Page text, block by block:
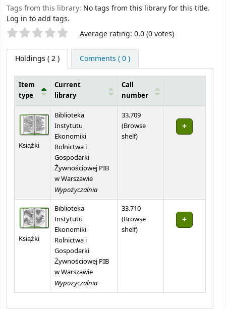
Tags from this library: No tags from this library for this title.
Log in to add tags.
Star ratings Average rating: 0.0 (0 votes)
Holdings ( 2 ) Comments ( 0 )
Item
type
Current
library
Call
number
Książki
Biblioteka
Instytutu
Ekonomiki
Rolnictwa i
Gospodarki
Żywnościowej PIB
w Warszawie
Wypożyczalnia
33.709
(Browse
shelf(Opens below)
)
Książki
Biblioteka
Instytutu
Ekonomiki
Rolnictwa i
Gospodarki
Żywnościowej PIB
w Warszawie
Wypożyczalnia
33.710
(Browse
shelf(Opens below)
)